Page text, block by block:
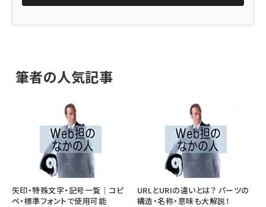
筆者の人気記事
矢印・特殊文字・記号一覧｜コピ
ペ・標準フォントで使用可能
URLとURIの違いとは？ パーツの
構造・名称・意味も大解説！